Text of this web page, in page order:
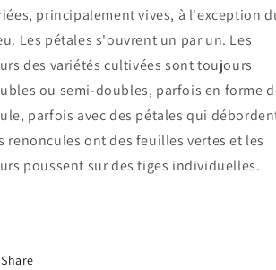
principalement vives, à l'exception
Les pétales s'ouvrent un par un. Les
des variétés cultivées sont toujours
ou semi-doubles, parfois en forme
parfois avec des pétales qui
renoncules ont des feuilles vertes et les
poussent sur des tiges individuelles.
Share